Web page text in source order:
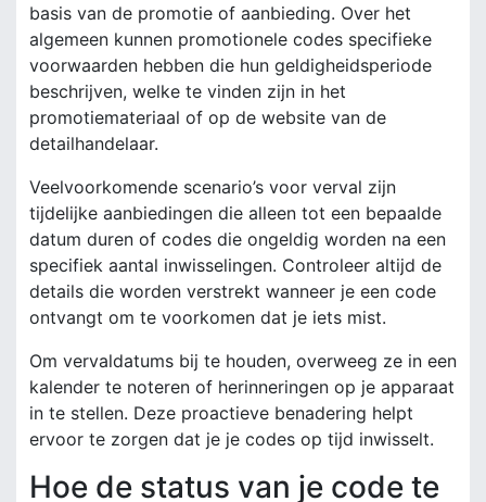
basis van de promotie of aanbieding. Over het
algemeen kunnen promotionele codes specifieke
voorwaarden hebben die hun geldigheidsperiode
beschrijven, welke te vinden zijn in het
promotiemateriaal of op de website van de
detailhandelaar.
Veelvoorkomende scenario’s voor verval zijn
tijdelijke aanbiedingen die alleen tot een bepaalde
datum duren of codes die ongeldig worden na een
specifiek aantal inwisselingen. Controleer altijd de
details die worden verstrekt wanneer je een code
ontvangt om te voorkomen dat je iets mist.
Om vervaldatums bij te houden, overweeg ze in een
kalender te noteren of herinneringen op je apparaat
in te stellen. Deze proactieve benadering helpt
ervoor te zorgen dat je je codes op tijd inwisselt.
Hoe de status van je code te